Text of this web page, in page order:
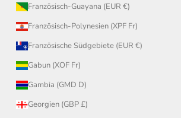
Französisch-Guayana (EUR €)
Französisch-Polynesien (XPF Fr)
Französische Südgebiete (EUR €)
Gabun (XOF Fr)
Gambia (GMD D)
Georgien (GBP £)